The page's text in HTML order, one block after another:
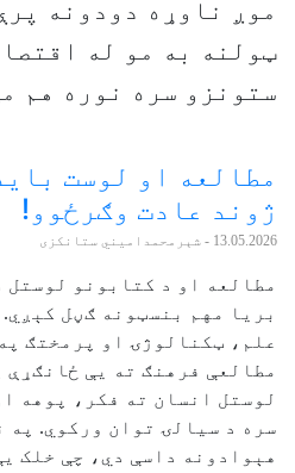
موږ ناوړه دودونه
ټولنه به مو له
ستونزو سره نوره هم
مطالعه او لوست
ژوند عادت وګرځوو!
13.05.2026 - شېرمحمدامیني ستانکزی
مطالعه او د کتابونو لوستل
بریا مهم بنسټونه ګڼل
علم، ټکنالوژۍ او پرمختګ
مطالعې فرهنګ ته یې
لوستل انسان ته فکر، پوهه
سره د سیالۍ توان ورکوي. په
هېوادونه داسې دي، چې خلک